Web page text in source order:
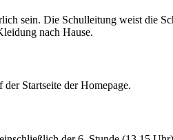
sein. Die Schulleitung weist die
nach Hause.
Startseite der Homepage.